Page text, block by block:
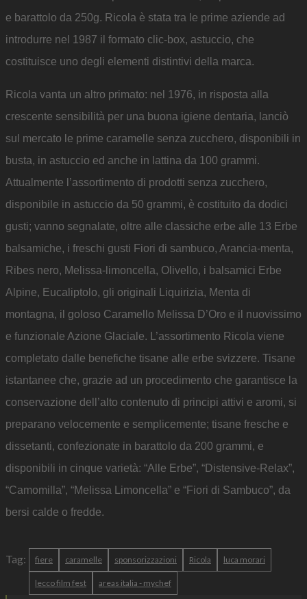
e barattolo da 250g. Ricola è stata tra le prime aziende ad
introdurre nel 1987 il formato clic-box, astuccio, che
costituisce uno degli elementi distintivi della marca.
Ricola vanta un altro primato: nel 1976, in risposta alla
crescente sensibilità per una buona igiene dentaria, lanciò
sul mercato le prime caramelle senza zucchero, disponibili in
busta, in astuccio ed anche in lattina da 100 grammi.
Attualmente l’assortimento di prodotti senza zucchero,
disponibile in astuccio da 50 grammi, è costituito da dodici
gusti; vanno segnalate, oltre alle classiche erbe alle 13 Erbe
balsamiche, i freschi gusti Fiori di sambuco, Arancia-menta,
Ribes nero, Melissa-limoncella, Olivello, i balsamici Erbe
Alpine, Eucaliptolo, gli originali Liquirizia, Menta di
montagna, il goloso Caramello Melissa D’Oro e il nuovissimo
e funzionale Azione Glaciale. L’assortimento Ricola viene
completato dalle benefiche tisane alle erbe svizzere. Tisane
istantanee che, grazie ad un procedimento che garantisce la
conservazione dell’alto contenuto di principi attivi e aromi, si
preparano velocemente e semplicemente; tisane fresche e
dissetanti, confezionate in barattolo da 200 grammi, e
disponibili in cinque varietà: “Alle Erbe”, “Distensive-Relax”,
“Camomilla”, “Melissa Limoncella” e “Fiori di Sambuco”, da
bersi calde o fredde.
Tag: fiere caramelle sponsorizzazioni Ricola luca morari
lecco film fest areas italia - mychef